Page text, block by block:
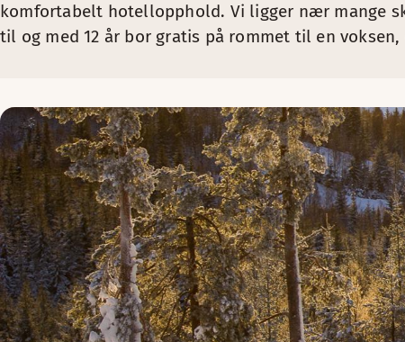
komfortabelt hotellopphold. Vi ligger nær mange
til og med 12 år bor gratis på rommet til en